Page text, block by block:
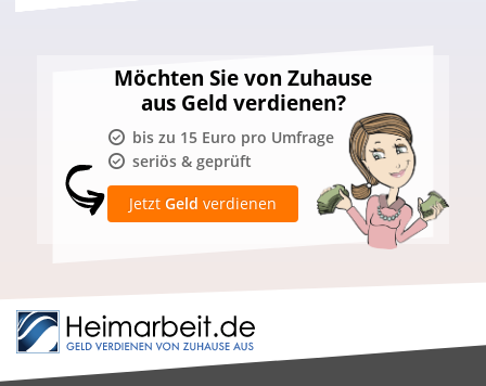
Möchten Sie von Zuhause
aus Geld verdienen?
bis zu 15 Euro pro Umfrage
seriös & geprüft
Jetzt Geld verdienen